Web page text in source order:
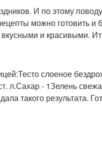
пирог
с креветками
И по этому
можно готовить
вкусными и красивыми.
слоеное
л.Сахар - 1Зелень
такого результата.